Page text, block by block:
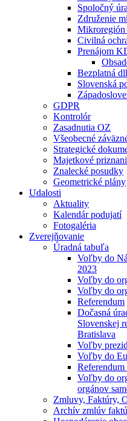
Spoločný
Združenie
Mikroregión
Civilná
Prenájom
Bezplatná
Slovenská
GDPR
Kontrolór
Zasadnutia OZ
Všeobecné
Strategické
Majetkové
Znalecké posudky
Geometrické plány
Udalosti
Aktuality
Kalendár podujatí
Fotogaléria
Zverejňovanie
Úradná tabuľa
Voľby do
2023
Voľby do
Voľby do
Referendum
Dočasná
Slovenskej
Bratislava
Voľby
Voľby do
Referendum
Voľby do
orgánov
Zmluvy, Faktúry,
Archív zmlúv